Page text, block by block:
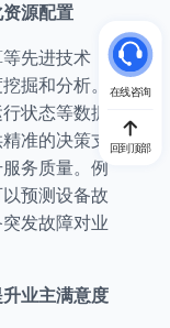
源配置
先进技术，
掘和分析。
状态等数据
准的决策支
务质量。例
预测设备故
发故障对业
业主满意度
在线咨询
回到顶部